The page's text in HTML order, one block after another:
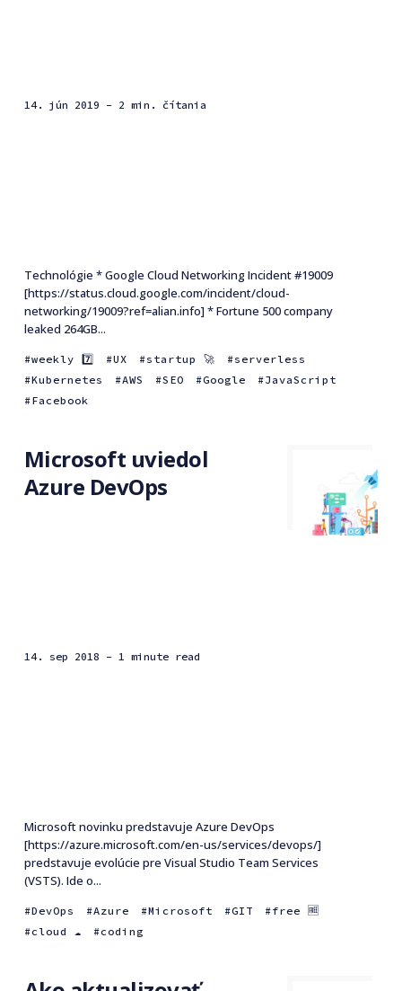
14. jún 2019 - 2 min. čítania
Technológie * Google Cloud Networking Incident #19009
[https://status.cloud.google.com/incident/cloud-
networking/19009?ref=alian.info] * Fortune 500 company
leaked 264GB...
weekly 7️⃣ UX startup 🚀
serverless
Kubernetes
AWS SEO Google
JavaScript
Facebook
Microsoft uviedol
Azure DevOps
14. sep 2018 - 1 minute read
Microsoft novinku predstavuje Azure DevOps
[https://azure.microsoft.com/en-us/services/devops/]
predstavuje evolúcie pre Visual Studio Team Services
(VSTS). Ide o...
DevOps Azure Microsoft GIT
free 🆓
cloud ☁️
coding